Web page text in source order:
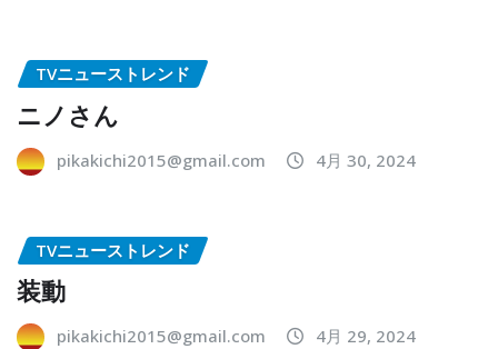
TVニューストレンド
ニノさん
pikakichi2015@gmail.com 4月 30, 2024
TVニューストレンド
装動
pikakichi2015@gmail.com 4月 29, 2024